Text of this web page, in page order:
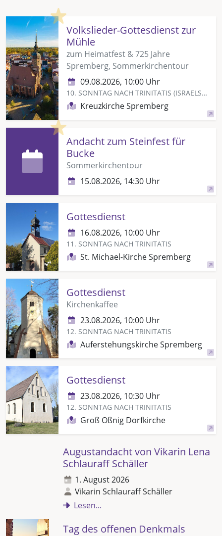
Highlight
Volkslieder-Gottesdienst zur
Mühle
zum Heimatfest & 725 Jahre
Spremberg, Sommerkirchentour
09.08.2026, 10:00 Uhr
10. SONNTAG NACH TRINITATIS (ISRAELSONNTAG)
Kreuzkirche Spremberg
Highlight
Andacht zum Steinfest für
Bucke
Sommerkirchentour
15.08.2026, 14:30 Uhr
Gottesdienst
16.08.2026, 10:00 Uhr
11. SONNTAG NACH TRINITATIS
St. Michael-Kirche Spremberg
Gottesdienst
Kirchenkaffee
23.08.2026, 10:00 Uhr
12. SONNTAG NACH TRINITATIS
Auferstehungskirche Spremberg
Gottesdienst
23.08.2026, 10:30 Uhr
12. SONNTAG NACH TRINITATIS
Groß Oßnig Dorfkirche
Augustandacht von Vikarin Lena
Schlauraff Schäller
1. August 2026
Vikarin Schlauraff Schäller
Lesen...
Tag des offenen Denkmals